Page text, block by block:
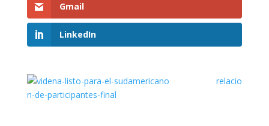
Gmail
LinkedIn
relacio
n-de-participantes-final